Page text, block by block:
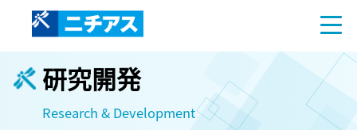
研究開発
Research & Development